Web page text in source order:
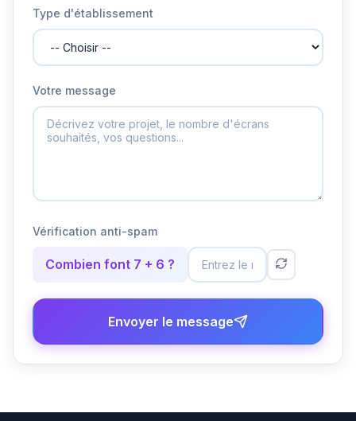
Type d'établissement
Votre message
Vérification anti-spam
Combien font 7 + 6 ?
Envoyer le message